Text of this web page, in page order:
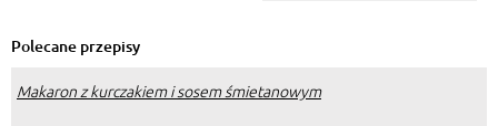
Polecane przepisy
Makaron z kurczakiem i sosem śmietanowym